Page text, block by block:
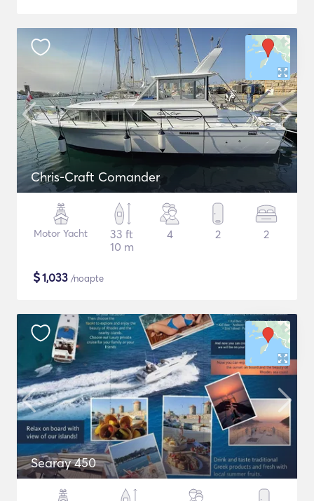
Chris-Craft Comander
Motor Yacht
33 ft
10 m
4 2 2
$1,033 /noapte
Searay 450